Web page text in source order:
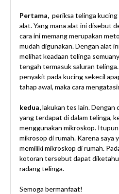
Pertama,periksa telinga kucing
alat. Yang mana alat ini disebut
cara ini memang merupakan
mudah digunakan. Dengan alat
melihat keadaan telinga
tengah termasuk saluran
penyakit pada kucing sekecil
tahap awal, maka cara
kedua,lakukan tes lain. Dengan
yang terdapat di dalam telinga,
menggunakan mikroskop.
mikrosop di rumah. Karena saya
memiliki mikroskop di rumah.
kotoran tersebut dapat
radang telinga.
Semoga bermanfaat!